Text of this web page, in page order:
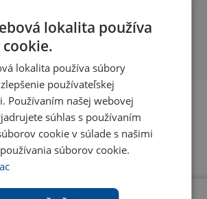
kW
Benefity
lokalita používa
lokalita používa súbory
používateľskej
Používaním našej webovej
súhlas s používaním
cookie v súlade s našimi
súborov cookie.